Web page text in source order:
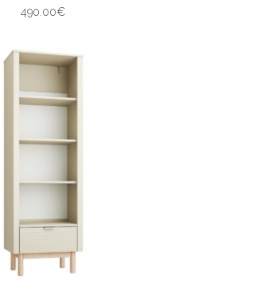
490.00€